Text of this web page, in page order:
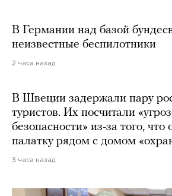
В Германии над базой
неизвестные беспилотники
2 часа назад
В Швеции задержали пару
туристов. Их посчитали
безопасности» из-за того, что
палатку рядом с домом
3 часа назад